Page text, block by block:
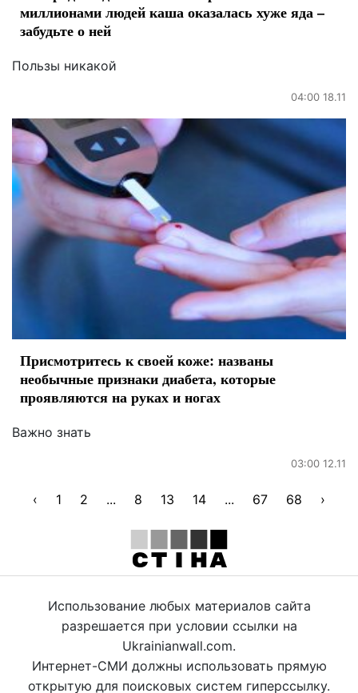
миллионами людей каша оказалась хуже яда –
забудьте о ней
Пользы никакой
04:00 18.11
Присмотритесь к своей коже: названы
необычные признаки диабета, которые
проявляются на руках и ногах
Важно знать
03:00 12.11
‹ 1 2 ... 8 13 14 ... 67 68 ›
Использование любых материалов сайта
разрешается при условии ссылки на
Ukrainianwall.com.
Интернет-СМИ должны использовать прямую
открытую для поисковых систем гиперссылку.